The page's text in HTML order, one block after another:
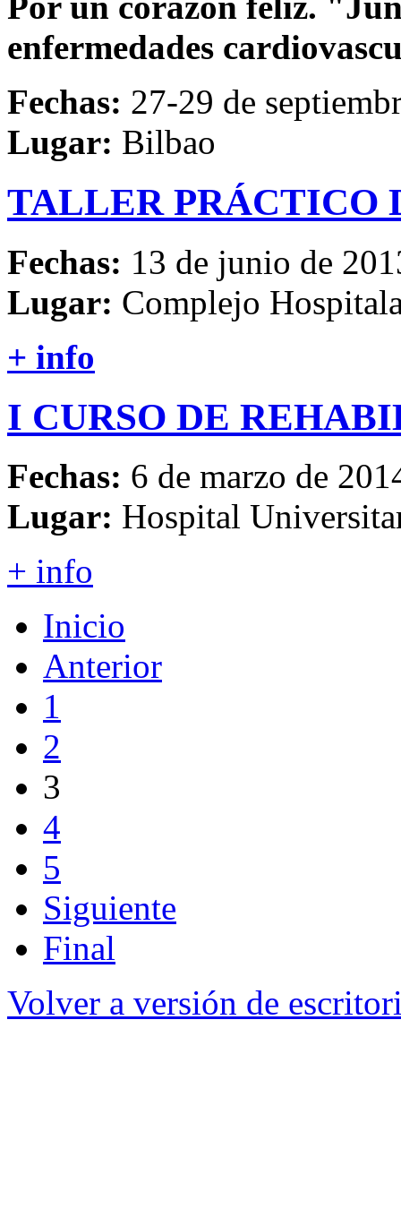
enfermedades
Fechas: 27-29 de
Lugar: Bilbao
TALLER PRÁCTICO
Fechas: 13 de junio de
Lugar: Complejo
+ info
I CURSO DE
Fechas: 6 de marzo de
Lugar: Hospital
+ info
Inicio
Anterior
1
2
3
4
5
Siguiente
Final
Volver a versión de